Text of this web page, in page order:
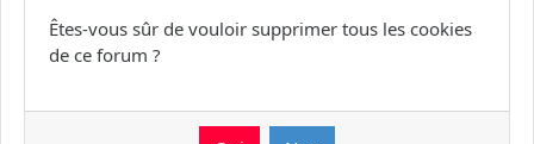
Êtes-vous sûr de vouloir supprimer tous les cookies
de ce forum ?